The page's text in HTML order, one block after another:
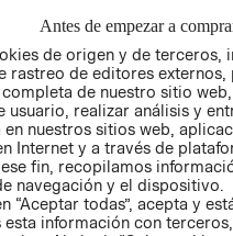
Antes de empezar a
de origen y de terceros,
rastreo de editores externos,
de nuestro sitio
usuario, realizar análisis y
en nuestros sitios web,
Internet y a través de
fin, recopilamos
navegación y el dispositivo.
“Aceptar todas”, acepta y
información con